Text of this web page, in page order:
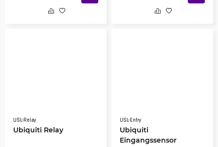
USL-Relay
Ubiquiti Relay
USL-Entry
Ubiquiti
Eingangssensor